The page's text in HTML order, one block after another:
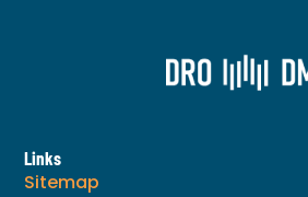
Links
Sitemap